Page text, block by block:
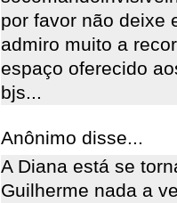
por favor não deixe
admiro muito a
espaço oferecido
bjs...
Anônimo disse...
A Diana está se
Guilherme nada a